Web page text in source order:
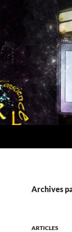
Archives
ARTICLES